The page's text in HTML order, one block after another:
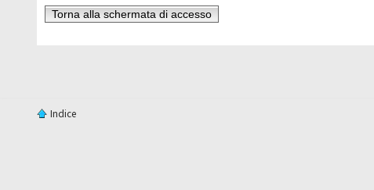
Torna alla schermata di accesso
Indice